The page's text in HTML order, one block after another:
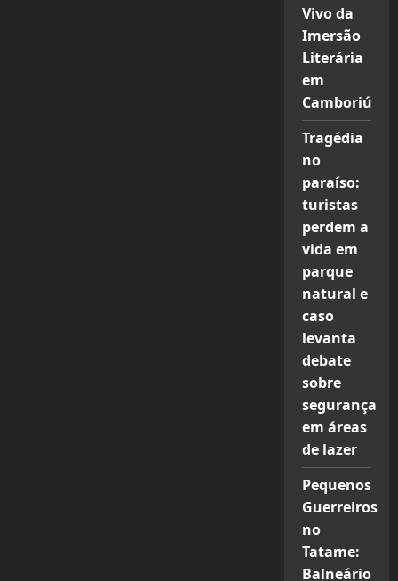
Vivo da
Imersão
Literária
em
Camboriú
Tragédia
no
paraíso:
turistas
perdem a
vida em
parque
natural e
caso
levanta
debate
sobre
segurança
em áreas
de lazer
Pequenos
Guerreiros
no
Tatame:
Balneário